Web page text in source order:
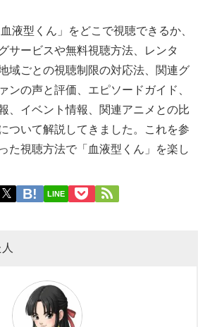
液型くん」をどこで視聴できるか、
サービスや無料視聴方法、レンタ
域ごとの視聴制限の対応法、関連グ
ンの声と評価、エピソードガイド、
、イベント情報、関連アニメとの比
ついて解説してきました。これを参
た視聴方法で「血液型くん」を楽し
LINE